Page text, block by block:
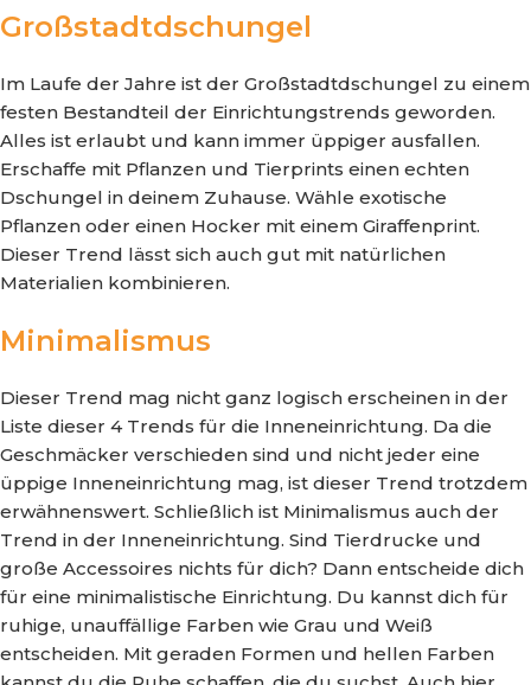
Großstadtdschungel
Im Laufe der Jahre ist der Großstadtdschungel zu einem
festen Bestandteil der Einrichtungstrends geworden.
Alles ist erlaubt und kann immer üppiger ausfallen.
Erschaffe mit Pflanzen und Tierprints einen echten
Dschungel in deinem Zuhause. Wähle exotische
Pflanzen oder einen Hocker mit einem Giraffenprint.
Dieser Trend lässt sich auch gut mit natürlichen
Materialien kombinieren.
Minimalismus
Dieser Trend mag nicht ganz logisch erscheinen in der
Liste dieser 4 Trends für die Inneneinrichtung. Da die
Geschmäcker verschieden sind und nicht jeder eine
üppige Inneneinrichtung mag, ist dieser Trend trotzdem
erwähnenswert. Schließlich ist Minimalismus auch der
Trend in der Inneneinrichtung. Sind Tierdrucke und
große Accessoires nichts für dich? Dann entscheide dich
für eine minimalistische Einrichtung. Du kannst dich für
ruhige, unauffällige Farben wie Grau und Weiß
entscheiden. Mit geraden Formen und hellen Farben